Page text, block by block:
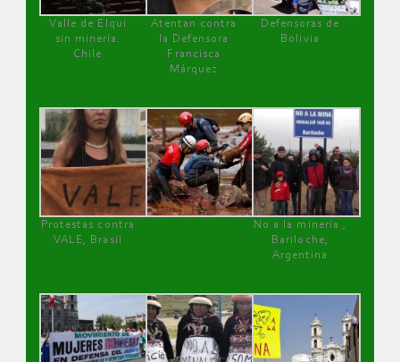
Valle de Elqui
sin minería.
Chile
Atentan contra
la Defensora
Francisca
Márquez
Defensoras de
Bolivia
Protestas contra
VALE, Brasil
No a la minería ,
Bariloche,
Argentina